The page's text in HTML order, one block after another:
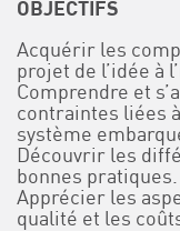
OBJECTIFS
Acquérir les
projet de l’idée à
Comprendre et
contraintes liées
système
Découvrir les
bonnes pratiques.
Apprécier les
qualité et les